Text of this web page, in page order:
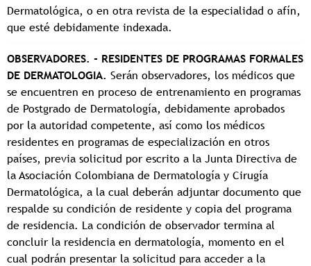
Dermatológica, o en otra revista de la especialidad o afín,
que esté debidamente indexada.
OBSERVADORES. - RESIDENTES DE PROGRAMAS FORMALES
DE DERMATOLOGIA. Serán observadores, los médicos que
se encuentren en proceso de entrenamiento en programas
de Postgrado de Dermatología, debidamente aprobados
por la autoridad competente, así como los médicos
residentes en programas de especialización en otros
países, previa solicitud por escrito a la Junta Directiva de
la Asociación Colombiana de Dermatología y Cirugía
Dermatológica, a la cual deberán adjuntar documento que
respalde su condición de residente y copia del programa
de residencia. La condición de observador termina al
concluir la residencia en dermatología, momento en el
cual podrán presentar la solicitud para acceder a la